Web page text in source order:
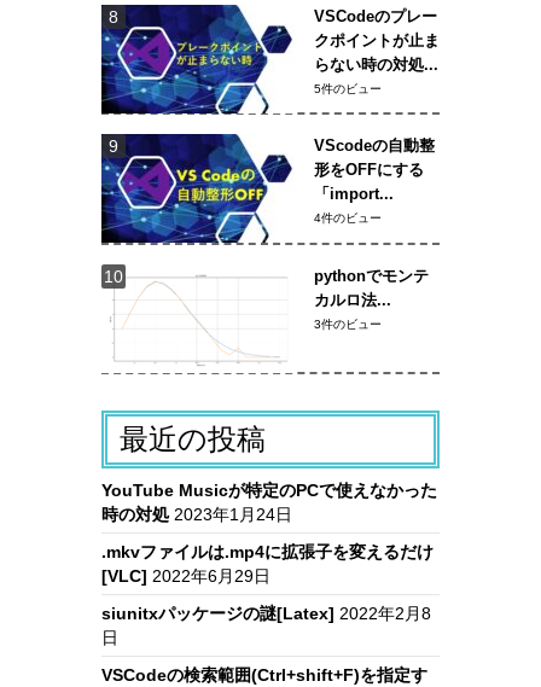
VSCodeのプレー
クポイントが止ま
らない時の対処...
5件のビュー
VScodeの自動整
形をOFFにする
「import...
4件のビュー
pythonでモンテ
カルロ法...
3件のビュー
最近の投稿
YouTube Musicが特定のPCで使えなかった
時の対処 2023年1月24日
.mkvファイルは.mp4に拡張子を変えるだけ
[VLC] 2022年6月29日
siunitxパッケージの謎[Latex] 2022年2月8
日
VSCodeの検索範囲(Ctrl+shift+F)を指定す